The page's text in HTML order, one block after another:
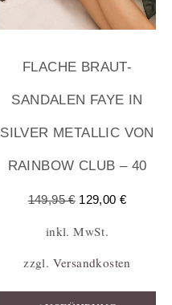
FLACHE BRAUT-
SANDALEN FAYE IN
SILVER METALLIC VON
RAINBOW CLUB – 40
149,95€ 129,00€
inkl. MwSt.
zzgl. Versandkosten